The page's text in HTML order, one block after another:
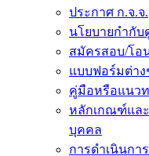
ประกาศ ก.จ.จ.
นโยบายกำกั
สมัครสอบ/โอ
แบบฟอร์มต่าง
คู่มือหรือแนว
หลักเกณฑ์แล
บุคคล
การดำเนินกา